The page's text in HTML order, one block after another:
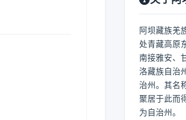
阿坝藏族羌
处青藏高原
南接雅安、
洛藏族自治
治州。其名
聚居于此而
为自治州。